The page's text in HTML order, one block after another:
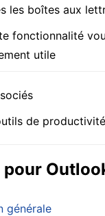
les boîtes aux
fonctionnalité
utile
de
pour
générale